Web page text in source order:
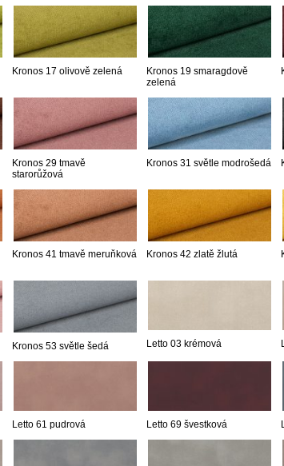
Kronos 17 olivově zelená
Kronos 19 smaragdově
zelená
Kronos 29 tmavě
starorůžová
Kronos 31 světle modrošedá
Kronos 41 tmavě meruňková Kronos 42 zlatě žlutá
Kronos 53 světle šedá Letto 03 krémová
Letto 61 pudrová Letto 69 švestková